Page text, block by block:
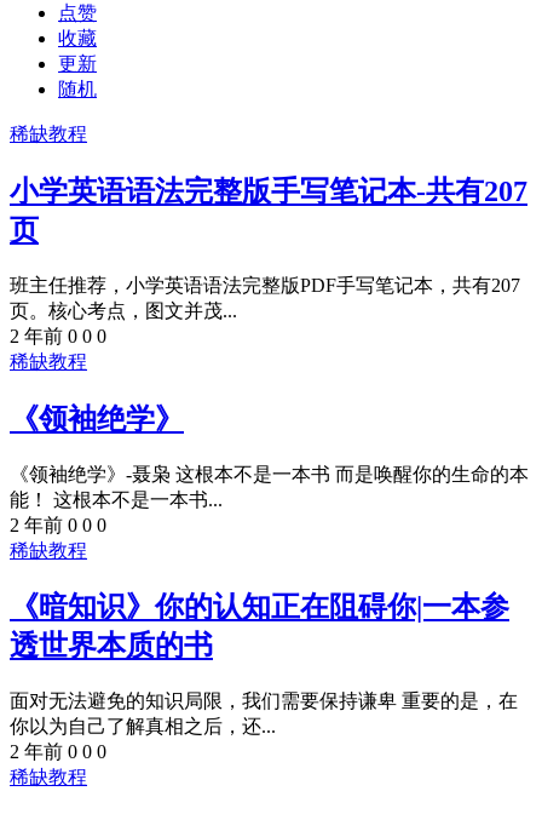
点赞
收藏
更新
随机
稀缺教程
小学英语语法完整版手写笔记本-共有207
页
班主任推荐，小学英语语法完整版PDF手写笔记本，共有207
页。核心考点，图文并茂...
2 年前 0 0 0
稀缺教程
《领袖绝学》
《领袖绝学》-聂枭 这根本不是一本书 而是唤醒你的生命的本
能！ 这根本不是一本书...
2 年前 0 0 0
稀缺教程
《暗知识》你的认知正在阻碍你|一本参
透世界本质的书
面对无法避免的知识局限，我们需要保持谦卑 重要的是，在
你以为自己了解真相之后，还...
2 年前 0 0 0
稀缺教程